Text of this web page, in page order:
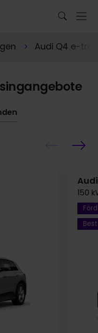
Audi Q4 e-tron
150